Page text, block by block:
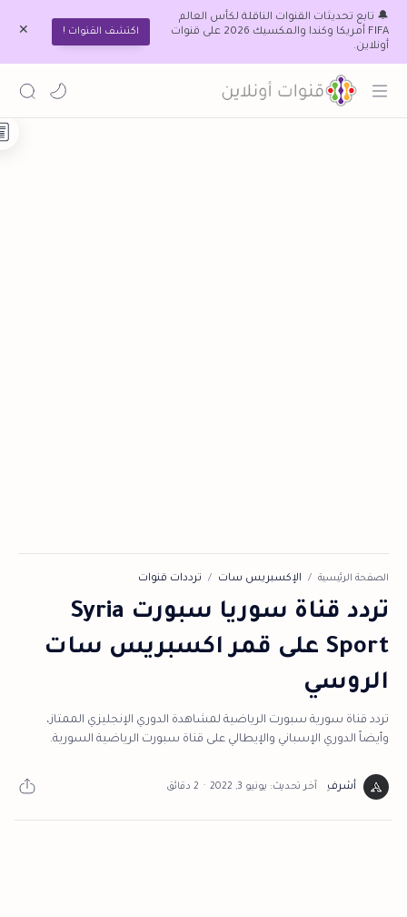
🔔 تابع تحديثات القنوات الناقلة لكأس العالم
FIFA أمريكا وكندا والمكسيك 2026 على قنوات
أونلاين.
اكتشف القنوات !
الصفحة الرئيسية الإكسبريس سات ترددات قنوات
تردد قناة سوريا سبورت Syria
Sport على قمر اكسبريس سات
الروسي
تردد قناة سورية سبورت الرياضية لمشاهدة الدوري الإنجليزي الممتاز،
وأيضاً الدوري الإسباني والإيطالي على قناة سبورت الرياضية السورية.
2 دقائق